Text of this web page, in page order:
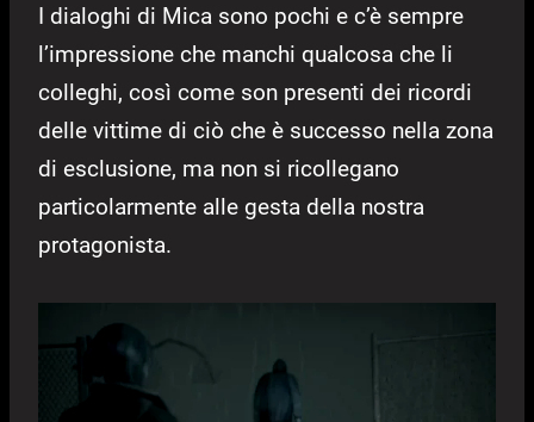
I dialoghi di Mica sono pochi e c’è sempre
l’impressione che manchi qualcosa che li
colleghi, così come son presenti dei ricordi
delle vittime di ciò che è successo nella zona
di esclusione, ma non si ricollegano
particolarmente alle gesta della nostra
protagonista.